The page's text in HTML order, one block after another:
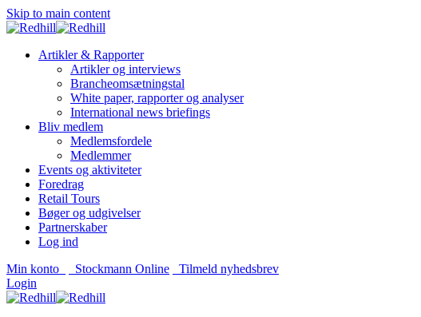
Skip to main content
Artikler & Rapporter
Artikler og interviews
Brancheomsætningstal
White paper, rapporter og analyser
International news briefings
Bliv medlem
Medlemsfordele
Medlemmer
Events og aktiviteter
Foredrag
Retail Tours
Bøger og udgivelser
Partnerskaber
Log ind
Min konto
Stockmann Online
Tilmeld nyhedsbrev
Login